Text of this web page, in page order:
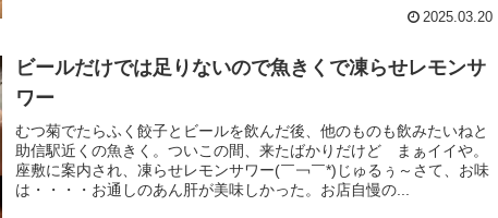
2025.03.20
ビールだけでは足りないので魚きくで凍らせレモンサ
ワー
むつ菊でたらふく餃子とビールを飲んだ後、他のものも飲みたいねと
助信駅近くの魚きく。ついこの間、来たばかりだけど まぁイイや。
座敷に案内され、凍らせレモンサワー(￣￢￣*)じゅるぅ～さて、お味
は・・・・お通しのあん肝が美味しかった。お店自慢の...